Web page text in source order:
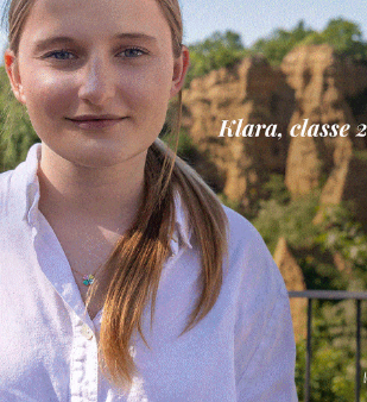
In vetrina 3 Agosto 2026
Estra Notizie agosto: Smart
studenti coinvolti, torna il bando
debutta il podcast Estrair